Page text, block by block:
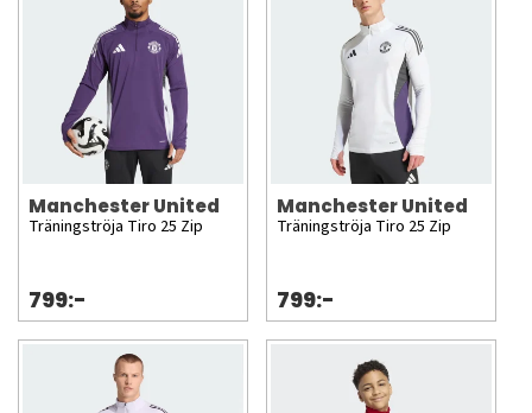
Manchester United
Träningströja Tiro 25 Zip
799:-
Manchester United
Träningströja Tiro 25 Zip
799:-